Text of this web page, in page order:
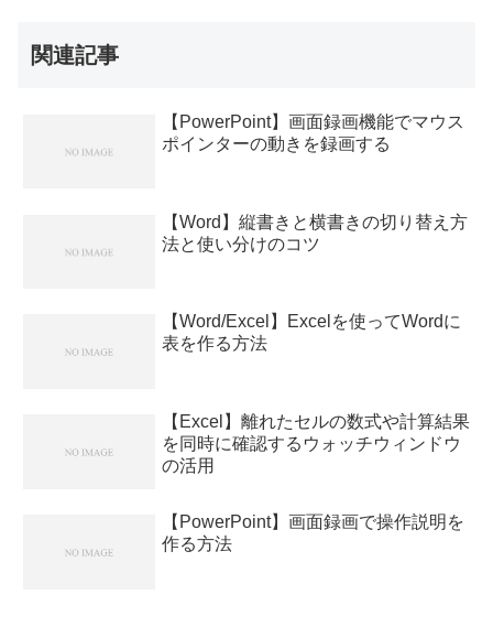
関連記事
【PowerPoint】画面録画機能でマウス
ポインターの動きを録画する
【Word】縦書きと横書きの切り替え方
法と使い分けのコツ
【Word/Excel】Excelを使ってWordに
表を作る方法
【Excel】離れたセルの数式や計算結果
を同時に確認するウォッチウィンドウ
の活用
【PowerPoint】画面録画で操作説明を
作る方法